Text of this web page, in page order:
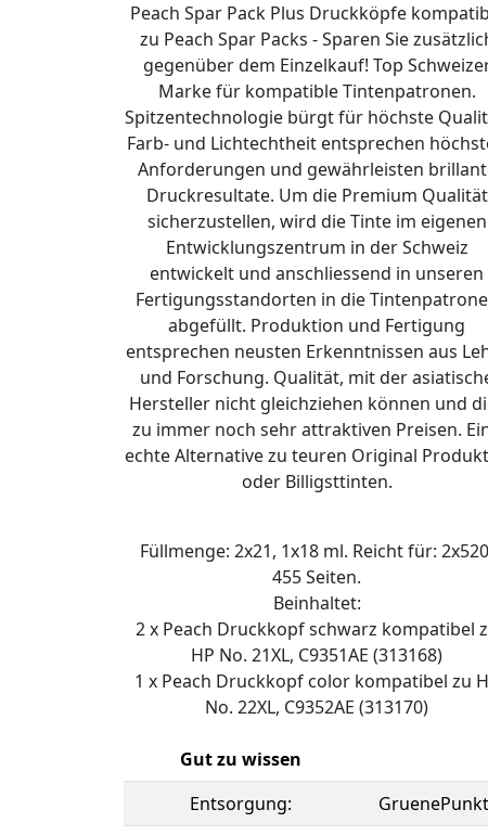
Peach Spar Pack Plus Druckköpfe
zu Peach Spar Packs - Sparen Sie
gegenüber dem Einzelkauf! Top
Marke für kompatible Tintenpatronen.
Spitzentechnologie bürgt für höchste
Farb- und Lichtechtheit entsprechen
Anforderungen und gewährleisten
Druckresultate. Um die Premium Qualität
sicherzustellen, wird die Tinte im eigenen
Entwicklungszentrum in der Schweiz
entwickelt und anschliessend in unseren
Fertigungsstandorten in die
abgefüllt. Produktion und Fertigung
entsprechen neusten Erkenntnissen aus
und Forschung. Qualität, mit der
Hersteller nicht gleichziehen können und
zu immer noch sehr attraktiven Preisen.
echte Alternative zu teuren Original
oder Billigsttinten.
Füllmenge: 2x21, 1x18 ml. Reicht für:
455 Seiten.
Beinhaltet:
2 x Peach Druckkopf schwarz kompatibel
HP No. 21XL, C9351AE (313168)
1 x Peach Druckkopf color kompatibel zu
No. 22XL, C9352AE (313170)
Gut zu wissen
Entsorgung:
GruenePunkt